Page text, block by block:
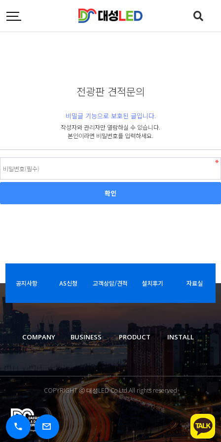
전광판 견적문의
비밀글 기능으로 보호된 글입니다.
작성자와 관리자만 열람하실 수 있습니다.
본인이라면 비밀번호를 입력하세요.
공지사항 AS신청 고객상담/견적 설치후기 자료실
COMPANY BUSINESS PRODUCT INSTALL
COPYRIGHT ⓒ 대성LED Co.Ltd.All rights reserved